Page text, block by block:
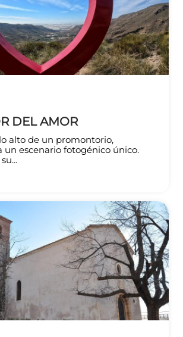
DEL AMOR
alto de un promontorio,
un escenario fotogénico único.